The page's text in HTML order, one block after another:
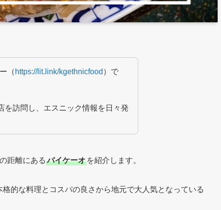
（ https://lit.link/kgethnicfood ）で
を訪問し、エスニック情報を日々発
距離にある バイケーオ を紹介します。
的な料理とコスパの良さから地元で大人気となっている